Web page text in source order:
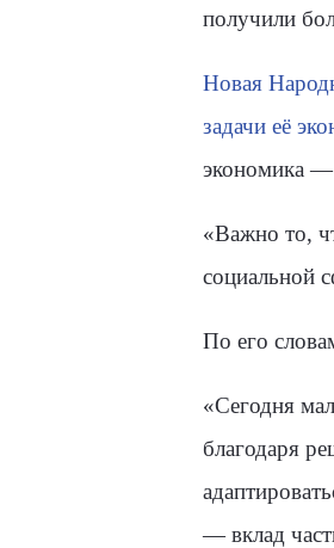
получили
Новая
задачи её
экономика —
«Важно то,
социальной
По его
«Сегодня
благодаря
— вклад